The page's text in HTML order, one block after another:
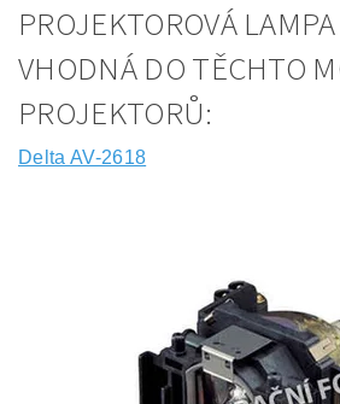
PROJEKTOROVÁ
VHODNÁ DO TĚCHTO
PROJEKTORŮ:
Delta AV-2618